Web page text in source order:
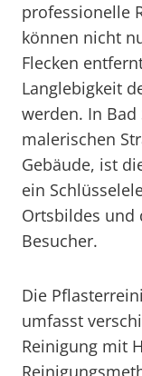
professionelle
können nicht
Flecken
Langlebigkeit
werden. In
malerischen
Gebäude, ist
ein
Ortsbildes und
Besucher.
Die
umfasst
Reinigung mit